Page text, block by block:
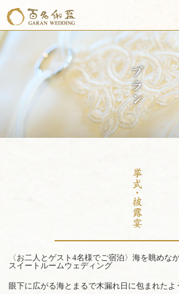
資料請求・お問い合わせ
伽藍(がらん)ウエディング
宿泊施設
料理
挙式レ
お客様
〈お二人とゲスト4名様でご宿泊〉海を眺めな
スイートルームウェディング
眼下に広がる海とまるで木漏れ日に包まれた